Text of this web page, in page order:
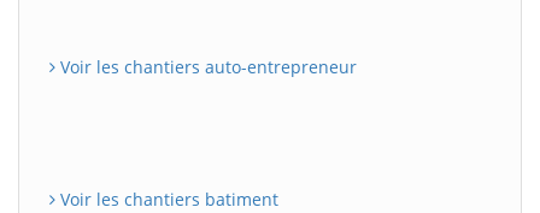
Voir les chantiers auto-entrepreneur
Voir les chantiers batiment